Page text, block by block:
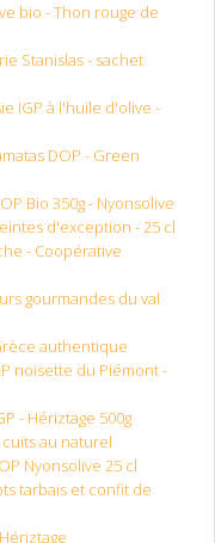
bio - Thon rouge de
Stanislas - sachet
IGP à l'huile d'olive -
DOP - Green
Bio 350g - Nyonsolive
d'exception - 25 cl
- Coopérative
gourmandes du val
authentique
noisette du Piémont -
- Hériztage 500g
cuits au naturel
Nyonsolive 25 cl
tarbais et confit de